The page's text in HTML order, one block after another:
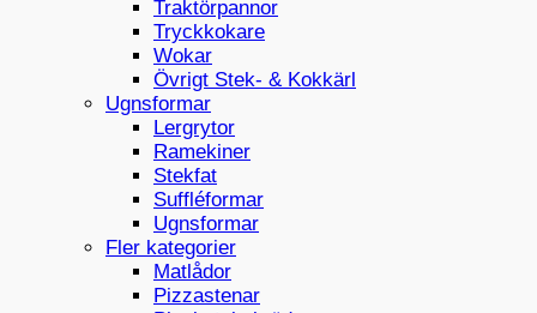
Traktörpannor
Tryckkokare
Wokar
Övrigt Stek- & Kokkärl
Ugnsformar
Lergrytor
Ramekiner
Stekfat
Suffléformar
Ugnsformar
Fler kategorier
Matlådor
Pizzastenar